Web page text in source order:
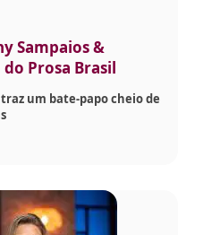
Sampaios &
Prosa Brasil
um bate-papo cheio de